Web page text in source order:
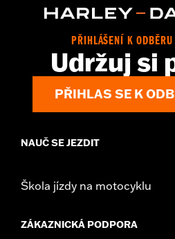
d.com/warrantyfor full details
PŘIHLÁŠENÍ K ODBĚRU
Udržuj si
PŘIHLAS SE K
NAUČ SE JEZDIT
Škola jízdy na motocyklu
ZÁKAZNICKÁ PODPORA